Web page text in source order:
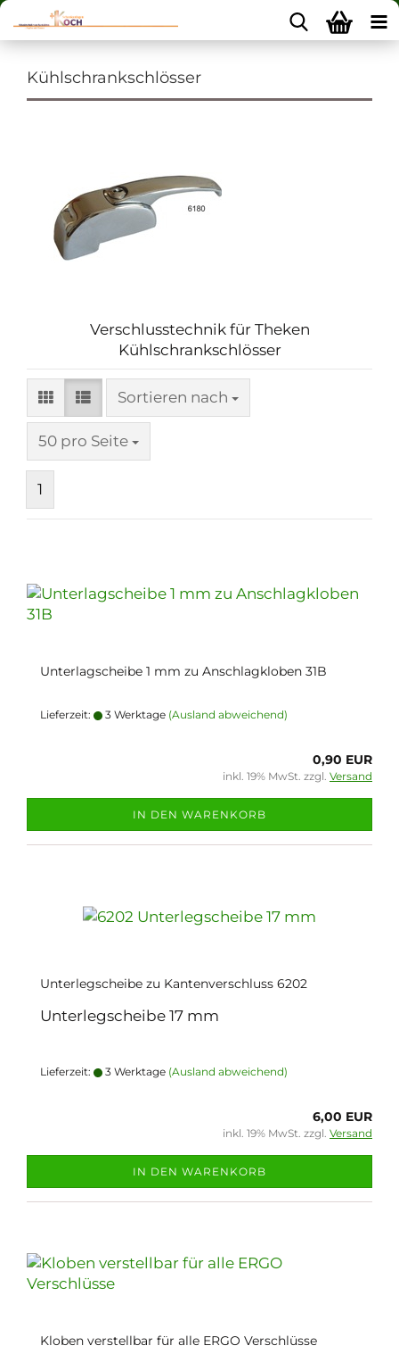
Kühlschrankschlösser
Verschlusstechnik für Theken
Kühlschrankschlösser
Sortieren nach
Sortieren nach
50 pro Seite
pro Seite
1
Unterlagscheibe 1 mm zu Anschlagkloben 31B
Lieferzeit: 3 Werktage (Ausland abweichend)
0,90 EUR
inkl. 19% MwSt. zzgl. Versand
IN DEN WARENKORB
Unterlegscheibe zu Kantenverschluss 6202
Unterlegscheibe 17 mm
Lieferzeit: 3 Werktage (Ausland abweichend)
6,00 EUR
inkl. 19% MwSt. zzgl. Versand
IN DEN WARENKORB
Kloben verstellbar für alle ERGO Verschlüsse